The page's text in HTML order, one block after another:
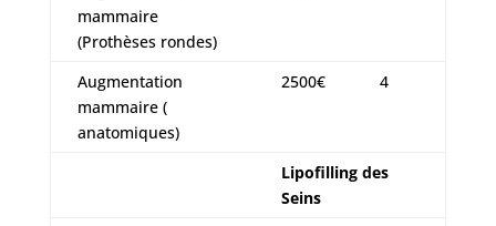
mammaire
(Prothèses rondes)
Augmentation
mammaire (
anatomiques)
2500€ 4
Lipofilling des
Seins